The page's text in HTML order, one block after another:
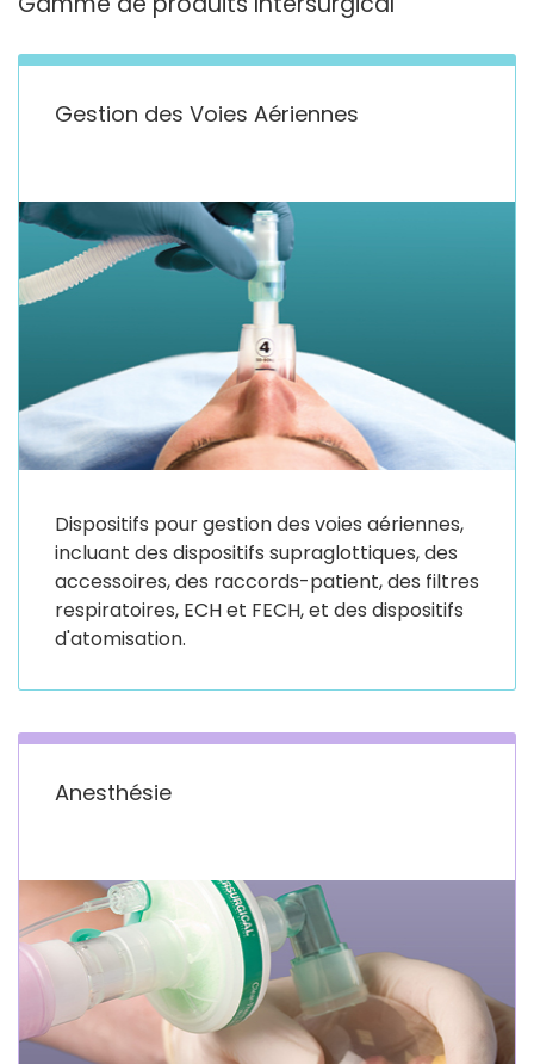
Gestion des Voies Aériennes
Dispositifs pour gestion des voies aériennes,
incluant des dispositifs supraglottiques, des
accessoires, des raccords-patient, des filtres
respiratoires, ECH et FECH, et des dispositifs
d'atomisation.
Anesthésie